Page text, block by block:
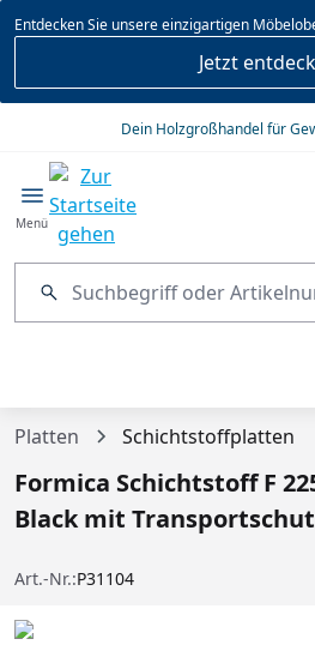
springen
Entdecken Sie unsere einzigartigen
Jetzt
Dein Holzgroßhandel für
Menü
Platten Schichtstoffplatten
Formica Schichtstoff F
Black mit
Art.-Nr.:P31104